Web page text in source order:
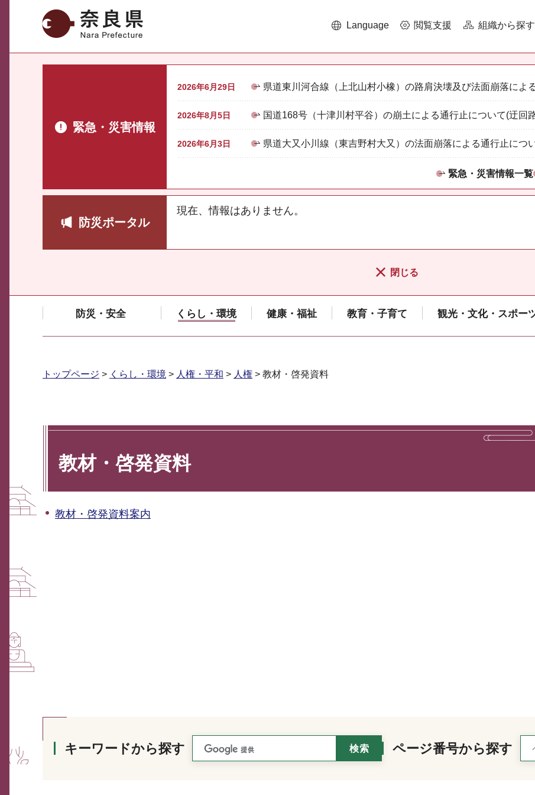
奈良県 Language 閲覧支援 組織から探す
緊急・災害情報
2026年6月29日 県道東川河合線（上北山村小橡）の路肩決壊及び法面崩落によ
2026年8月5日 国道168号（十津川村平谷）の崩土による通行止について(迂回
2026年6月3日 県道大又小川線（東吉野村大又）の法面崩落による通行止につ
緊急・災害情報一覧
防災ポータル
現在、情報はありません。
閉じる
防災・安全 くらし・環境 健康・福祉 教育・子育て 観光・文化・スポー
トップページ > くらし・環境 > 人権・平和 > 人権 > 教材・啓発資料
教材・啓発資料
教材・啓発資料案内
キーワードから探す ページ番号から探す